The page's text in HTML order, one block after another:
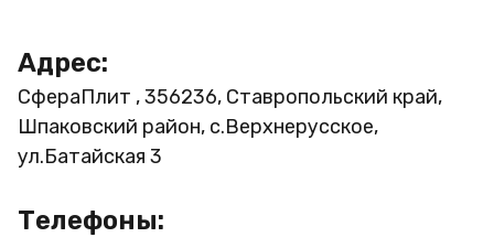
Адрес:
СфераПлит , 356236, Ставропольский край,
Шпаковский район, с.Верхнерусское,
ул.Батайская 3
Телефоны: